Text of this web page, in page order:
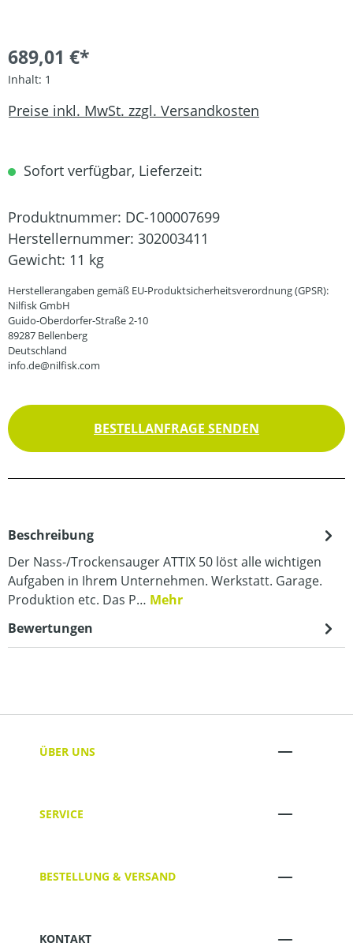
689,01 €*
Inhalt: 1
Preise inkl. MwSt. zzgl. Versandkosten
Sofort verfügbar, Lieferzeit:
Produktnummer: DC-100007699
Herstellernummer: 302003411
Gewicht: 11 kg
Herstellerangaben gemäß EU-Produktsicherheitsverordnung (GPSR):
Nilfisk GmbH
Guido-Oberdorfer-Straße 2-10
89287 Bellenberg
Deutschland
info.de@nilfisk.com
BESTELLANFRAGE SENDEN
Beschreibung
Der Nass-/Trockensauger ATTIX 50 löst alle wichtigen
Aufgaben in Ihrem Unternehmen. Werkstatt. Garage.
Produktion etc. Das P… Mehr
Bewertungen
ÜBER UNS
SERVICE
BESTELLUNG & VERSAND
KONTAKT